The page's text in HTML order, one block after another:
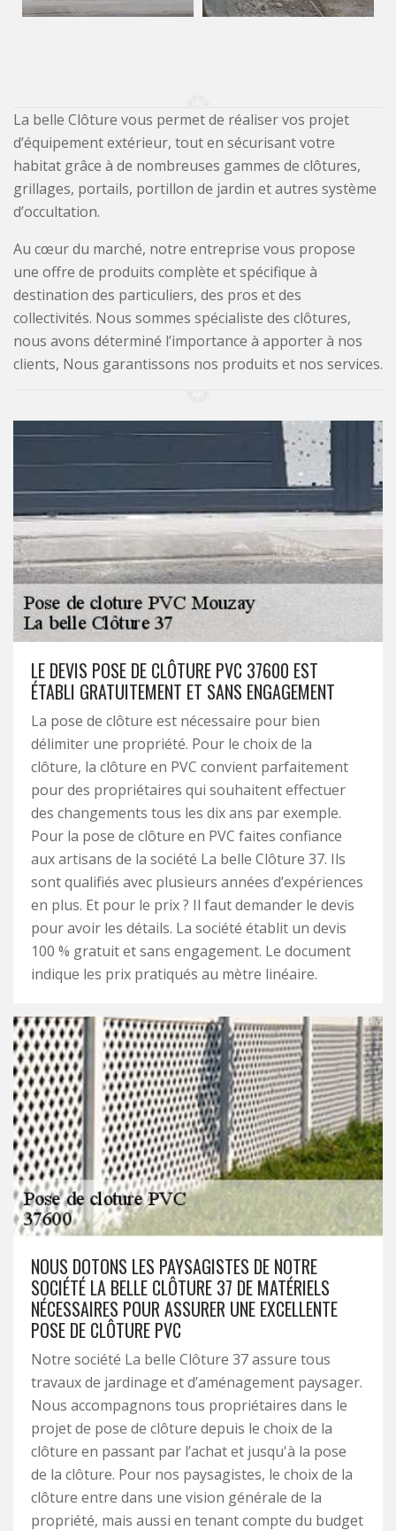
La belle Clôture vous permet de réaliser vos projet
d’équipement extérieur, tout en sécurisant votre
habitat grâce à de nombreuses gammes de clôtures,
grillages, portails, portillon de jardin et autres système
d’occultation.
Au cœur du marché, notre entreprise vous propose
une offre de produits complète et spécifique à
destination des particuliers, des pros et des
collectivités. Nous sommes spécialiste des clôtures,
nous avons déterminé l’importance à apporter à nos
clients, Nous garantissons nos produits et nos services.
LE DEVIS POSE DE CLÔTURE PVC 37600 EST
ÉTABLI GRATUITEMENT ET SANS ENGAGEMENT
La pose de clôture est nécessaire pour bien
délimiter une propriété. Pour le choix de la
clôture, la clôture en PVC convient parfaitement
pour des propriétaires qui souhaitent effectuer
des changements tous les dix ans par exemple.
Pour la pose de clôture en PVC faites confiance
aux artisans de la société La belle Clôture 37. Ils
sont qualifiés avec plusieurs années d’expériences
en plus. Et pour le prix ? Il faut demander le devis
pour avoir les détails. La société établit un devis
100 % gratuit et sans engagement. Le document
indique les prix pratiqués au mètre linéaire.
NOUS DOTONS LES PAYSAGISTES DE NOTRE
SOCIÉTÉ LA BELLE CLÔTURE 37 DE MATÉRIELS
NÉCESSAIRES POUR ASSURER UNE EXCELLENTE
POSE DE CLÔTURE PVC
Notre société La belle Clôture 37 assure tous
travaux de jardinage et d’aménagement paysager.
Nous accompagnons tous propriétaires dans le
projet de pose de clôture depuis le choix de la
clôture en passant par l’achat et jusqu'à la pose
de la clôture. Pour nos paysagistes, le choix de la
clôture entre dans une vision générale de la
propriété, mais aussi en tenant compte du budget